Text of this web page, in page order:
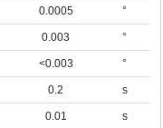
0.0005 °
0.003 °
<0.003 °
0.2 s
0.01 s